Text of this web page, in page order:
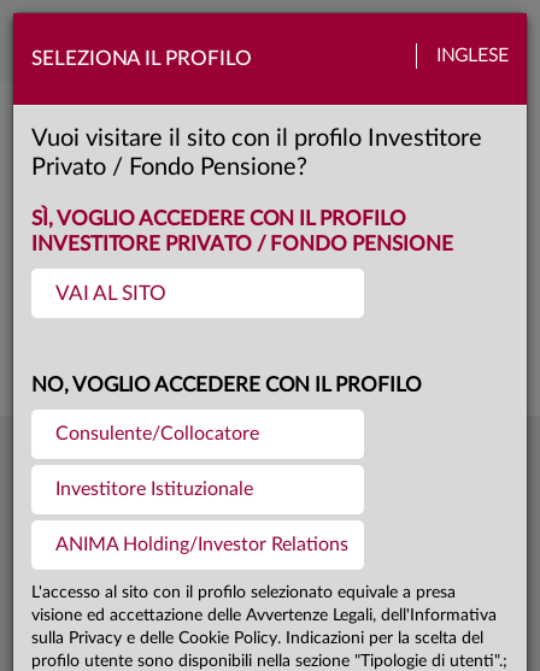
SELEZIONA IL PROFILO INGLESE
Vuoi visitare il sito con il profilo Investitore
Privato / Fondo Pensione?
SÌ, VOGLIO ACCEDERE CON IL PROFILO
INVESTITORE PRIVATO / FONDO PENSIONE
VAI AL SITO
NO, VOGLIO ACCEDERE CON IL PROFILO
Consulente/Collocatore
Investitore Istituzionale
ANIMA Holding/Investor Relations
L'accesso al sito con il profilo selezionato equivale a presa
visione ed accettazione delle Avvertenze Legali, dell'Informativa
sulla Privacy e delle Cookie Policy. Indicazioni per la scelta del
profilo utente sono disponibili nella sezione "Tipologie di utenti".;
Toggle
Anima Pianeta
Classe: A
Questa è una comunicazione di marketing. Si prega di consultare il prospetto e
Ultima quota
04.08.26
Patrimonio fondo 31.07.26
Patrimonio classe A 31.07.26
Carta di identità